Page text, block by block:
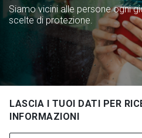
Siamo vicini alle persone ogni
scelte di protezione.
LASCIA I TUOI DATI PER
INFORMAZIONI